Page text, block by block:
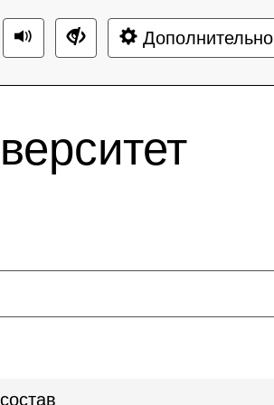
Дополнительно